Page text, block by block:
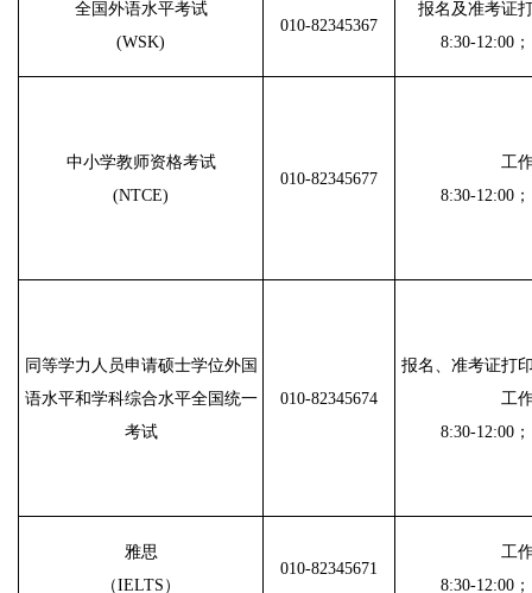
全国外语水平考试
(WSK)
010-82345367
报名及准考证
8:30-12:00
中小学教师资格考试
(NTCE)
010-82345677
工
8:30-12:00
同等学力人员申请硕士学位外国
语水平和学科综合水平全国统一
考试
010-82345674
报名、准考证打
工
8:30-12:00
雅思
（IELTS）
010-82345671
工
8:30-12:00